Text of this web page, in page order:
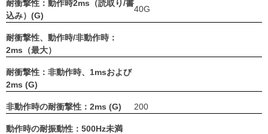
耐衝撃性：動作時2ms（読取り/書
込み）(G)
40G
耐衝撃性、動作時/非動作時：
2ms（最大）
耐衝撃性：非動作時、1msおよび
2ms (G)
非動作時の耐衝撃性：2ms (G) 200
動作時の耐振動性：500Hz未満